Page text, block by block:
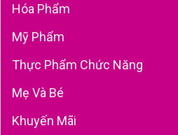
Hóa Phẩm
Mỹ Phẩm
Thực Phẩm Chức Năng
Mẹ Và Bé
Khuyến Mãi